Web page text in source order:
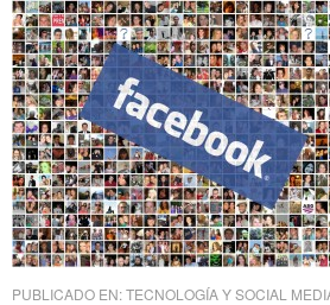
PUBLICADO EN:TECNOLOGÍA Y SOCIAL